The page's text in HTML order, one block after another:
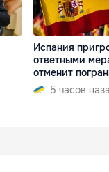
Испания
ответными
отменит
5 часов